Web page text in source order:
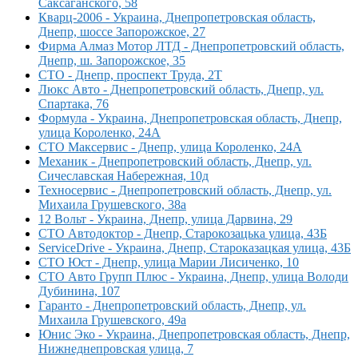
Кварц-2006 - Украина, Днепропетровская область,
Днепр, шоссе Запорожское, 27
Фирма Алмаз Мотор ЛТД - Днепропетровский область,
Днепр, ш. Запорожское, 35
СТО - Днепр, проспект Труда, 2Т
Люкс Авто - Днепропетровский область, Днепр, ул.
Спартака, 76
Формула - Украина, Днепропетровская область, Днепр,
улица Короленко, 24А
СТО Максервис - Днепр, улица Короленко, 24А
Механик - Днепропетровский область, Днепр, ул.
Сичеславская Набережная, 10д
Техносервис - Днепропетровский область, Днепр, ул.
Михаила Грушевского, 38а
12 Вольт - Украина, Днепр, улица Дарвина, 29
СТО Автодоктор - Днепр, Старокозацька улица, 43Б
ServiceDrive - Украина, Днепр, Староказацкая улица, 43Б
СТО Юст - Днепр, улица Марии Лисиченко, 10
СТО Авто Групп Плюс - Украина, Днепр, улица Володи
Дубинина, 107
Гаранто - Днепропетровский область, Днепр, ул.
Михаила Грушевского, 49а
Юнис Эко - Украина, Днепропетровская область, Днепр,
Нижнеднепровская улица, 7